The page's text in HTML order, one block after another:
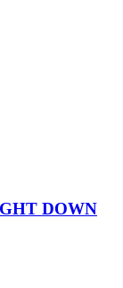
DOWN